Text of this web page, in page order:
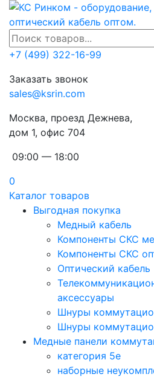
+7 (499) 322-16-99
Заказать звонок
sales@ksrin.com
Москва, проезд Дежнева,
дом 1, офис 704
09:00 — 18:00
0
Каталог товаров
Выгодная покупка
Медный кабель
Компоненты СКС
Компоненты СКС
Оптический кабель
аксессуары
Шнуры
Шнуры
Медные панели
категория 5e
наборные